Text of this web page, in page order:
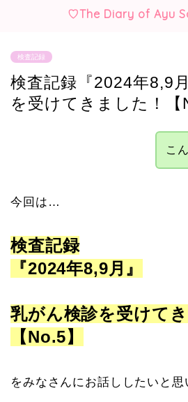
♡The Diary of Ayu
検査記録
検査記録『2024年8,9
を受けてきました！【
こ
今回は…
検査記録
『2024年8,9月』
乳がん検診を受けてき
【No.5】
をみなさんにお話ししたいと思